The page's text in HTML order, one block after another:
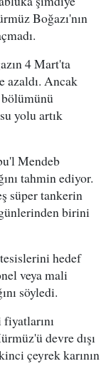
Boğazı'nın
4 Mart'ta
azaldı. Ancak
yolu artık
Mendeb
tahmin ediyor.
süper tankerin
birini
hedef
veya mali
söyledi.
devre dışı
çeyrek karının